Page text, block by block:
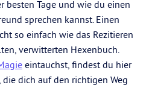
besten Tage und wie du einen
sprechen kannst. Einen
so einfach wie das Rezitieren
verwitterten Hexenbuch.
eintauchst, findest du hier
dich auf den richtigen Weg